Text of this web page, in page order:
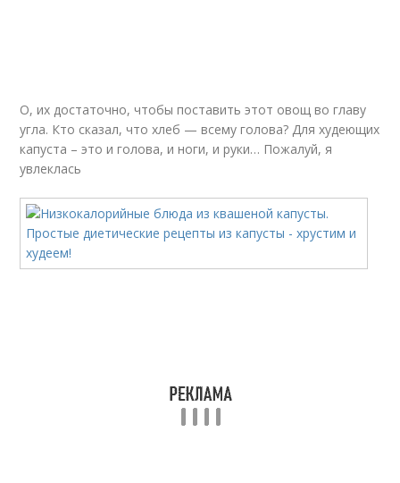
О, их достаточно, чтобы поставить этот овощ во главу
угла. Кто сказал, что хлеб — всему голова? Для худеющих
капуста – это и голова, и ноги, и руки… Пожалуй, я
увлеклась